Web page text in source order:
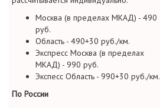
Москва (в пределах МКАД) - 490
руб.
Область - 490+30 руб./км.
Экспресс Москва (в пределах
МКАД) - 990 руб.
Экспесс Область - 990+30 руб./км.
По России